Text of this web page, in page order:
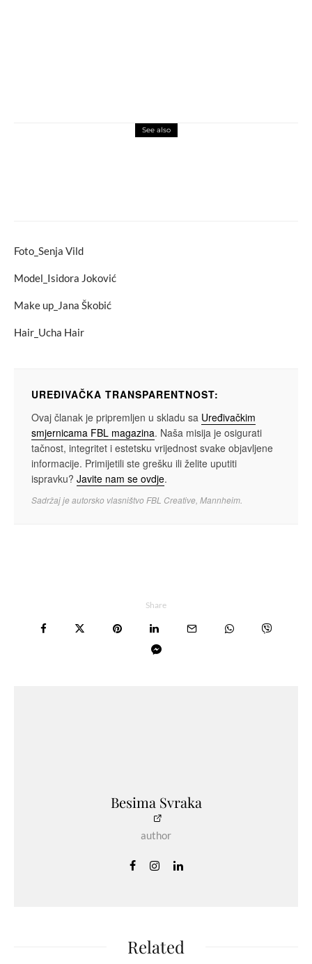
See also
Foto_Senja Vild
Model_Isidora Joković
Make up_Jana Škobić
Hair_Ucha Hair
UREĐIVAČKA TRANSPARENTNOST:
Ovaj članak je pripremljen u skladu sa Uređivačkim
smjernicama FBL magazina. Naša misija je osigurati
tačnost, integritet i estetsku vrijednost svake objavljene
informacije. Primijetili ste grešku ili želite uputiti
ispravku? Javite nam se ovdje.
Sadržaj je autorsko vlasništvo FBL Creative, Mannheim.
Share
Besima Svraka
author
Related